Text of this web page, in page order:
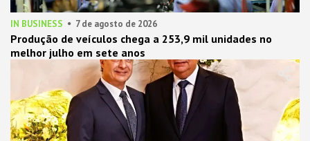
IN BUSINESS 7 de agosto de 2026
Produção de veículos chega a 253,9 mil unidades no
melhor julho em sete anos